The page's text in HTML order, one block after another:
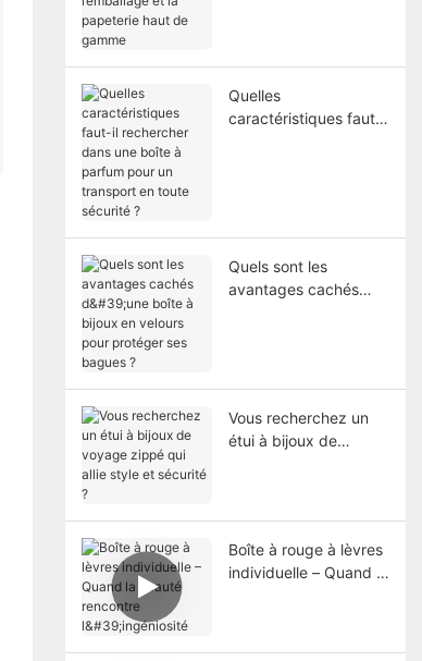
gamme
Quelles
caractéristiques faut-il
Quels sont les
avantages cachés
Vous recherchez un
étui à bijoux de
Boîte à rouge à lèvres
individuelle – Quand la